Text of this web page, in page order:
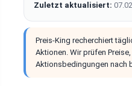
Zuletzt aktualisiert:
Preis-King recherchiert
Aktionen. Wir prüfen
Aktionsbedingungen nach